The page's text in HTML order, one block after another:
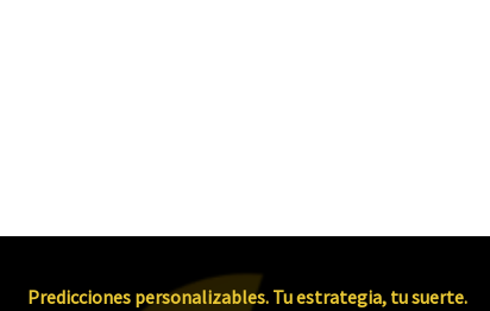
Predicciones personalizables. Tu estrategia, tu suerte.